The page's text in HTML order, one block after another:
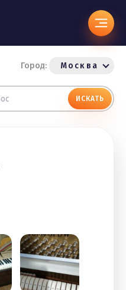
Город: Москва
ИСКАТЬ